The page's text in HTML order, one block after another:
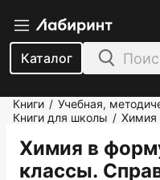
Каталог
Книги / Учебная,
Книги для школы / Химия
Химия в
классы.